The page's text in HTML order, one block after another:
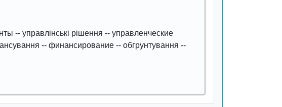
-- управлінські рішення -- управленческие
-- финансирование -- обгрунтування --